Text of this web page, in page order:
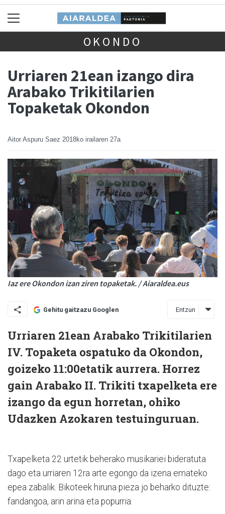
OKONDO
Urriaren 21ean izango dira
Arabako Trikitilarien
Topaketak Okondon
Aitor Aspuru Saez 2018ko irailaren 27a
Iaz ere Okondon izan ziren topaketak. / Aiaraldea.eus
Gehitu gaitzazu Googlen Entzun
Urriaren 21ean Arabako Trikitilarien
IV. Topaketa ospatuko da Okondon,
goizeko 11:00etatik aurrera. Horrez
gain Arabako II. Trikiti txapelketa ere
izango da egun horretan, ohiko
Udazken Azokaren testuinguruan.
Txapelketa 22 urtetik beherako musikariei bideratuta
dago eta urriaren 12ra arte egongo da izena emateko
epea zabalik. Bikoteek hiruna pieza jo beharko dituzte:
fandangoa, arin arina eta popurria.